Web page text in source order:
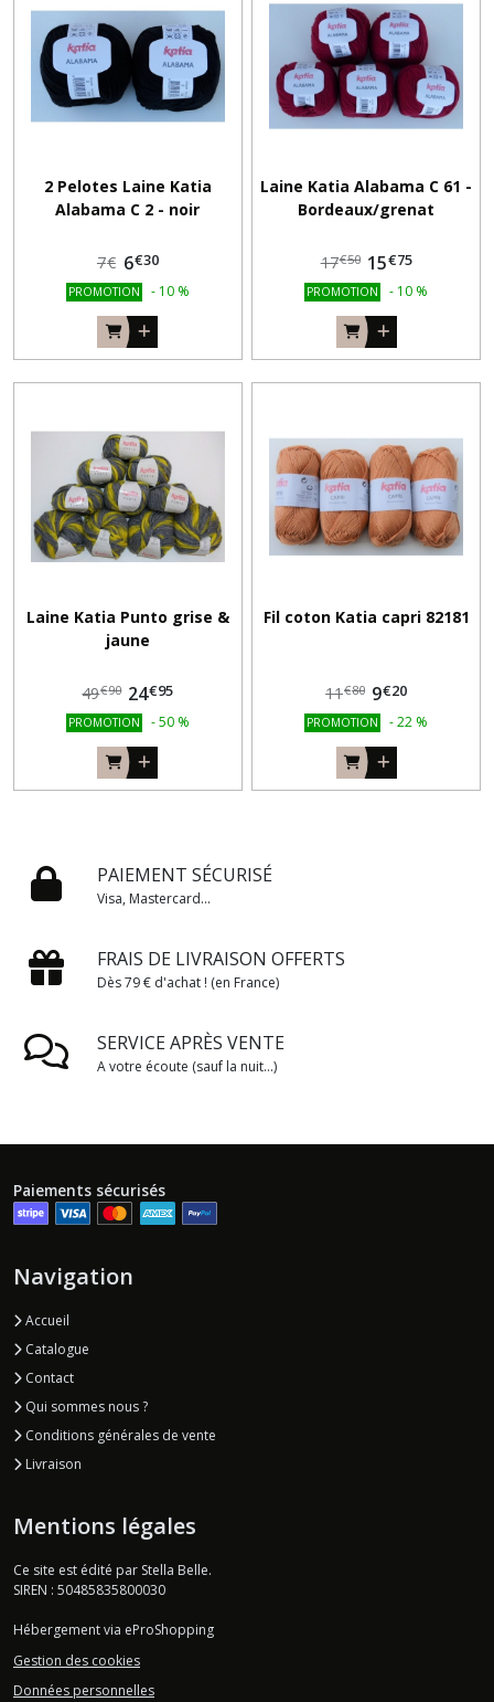
2 Pelotes Laine Katia
Alabama C 2 - noir
7€ 6€30
PROMOTION - 10 %
Laine Katia Alabama C 61 -
Bordeaux/grenat
17€50 15€75
PROMOTION - 10 %
Laine Katia Punto grise &
jaune
49€90 24€95
PROMOTION -50 %
Fil coton Katia capri 82181
11€80 9€20
PROMOTION -22 %
PAIEMENT SÉCURISÉ
Visa, Mastercard...
FRAIS DE LIVRAISON OFFERTS
Dès 79 € d'achat ! (en France)
SERVICE APRÈS VENTE
A votre écoute (sauf la nuit...)
Paiements sécurisés
Navigation
Accueil
Catalogue
Contact
Qui sommes nous ?
Conditions générales de vente
Livraison
Mentions légales
Ce site est édité par Stella Belle.
SIREN : 50485835800030
Hébergement via eProShopping
Gestion des cookies
Données personnelles